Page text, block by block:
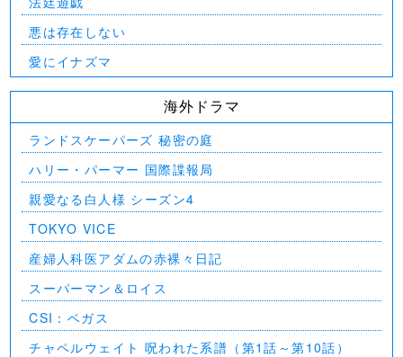
悪は存在しない
愛にイナズマ
海外ドラマ
ランドスケーパーズ 秘密の庭
ハリー・パーマー 国際諜報局
親愛なる白人様 シーズン4
TOKYO VICE
産婦人科医アダムの赤裸々日記
スーパーマン＆ロイス
CSI：ベガス
チャペルウェイト 呪われた系譜（第1話～第10話）